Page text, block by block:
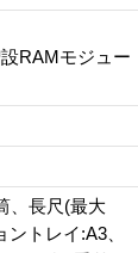
RAMモジュー
、長尺(最大
トレイ:A3、